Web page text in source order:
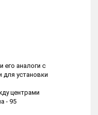
его аналоги с
установки
центрами
- 95